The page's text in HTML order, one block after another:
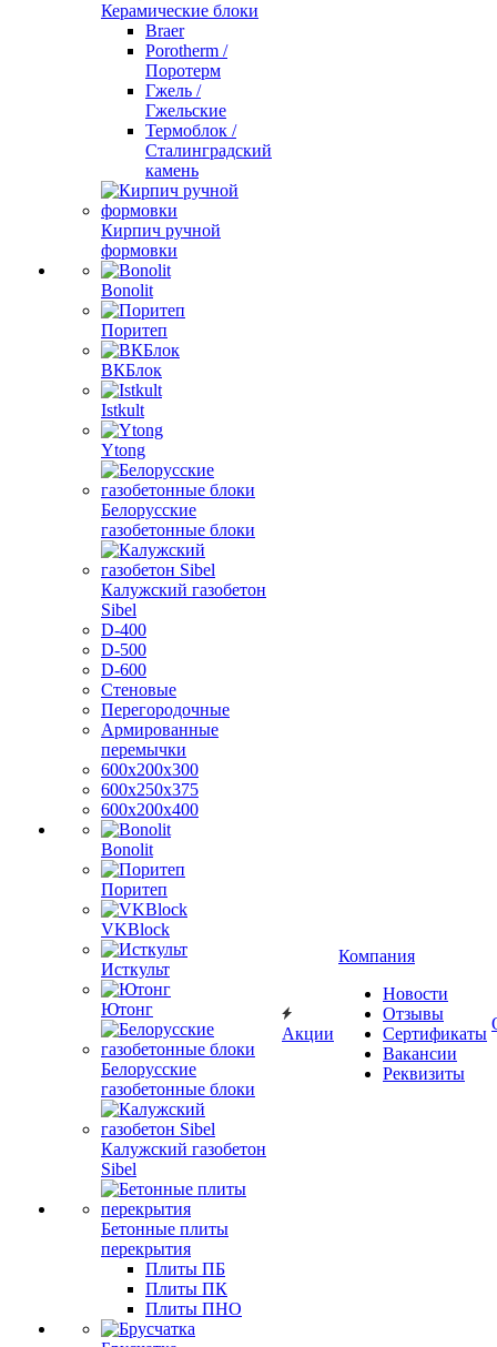
Керамические блоки
Braer
Porotherm /
Поротерм
Гжель /
Гжельские
Термоблок /
Сталинградский
камень
Кирпич ручной
формовки
Bonolit
Поритеп
ВКБлок
Istkult
Ytong
Белорусские
газобетонные блоки
Калужский газобетон
Sibel
D-400
D-500
D-600
Стеновые
Перегородочные
Армированные
перемычки
600х200х300
600х250х375
600х200х400
Bonolit
Поритеп
VKBlock
Исткульт
Ютонг
Белорусские
газобетонные блоки
Калужский газобетон
Sibel
Бетонные плиты
перекрытия
Плиты ПБ
Плиты ПК
Плиты ПНО
Акции
Компания
Новости
Отзывы
Сертификаты
Вакансии
Реквизиты